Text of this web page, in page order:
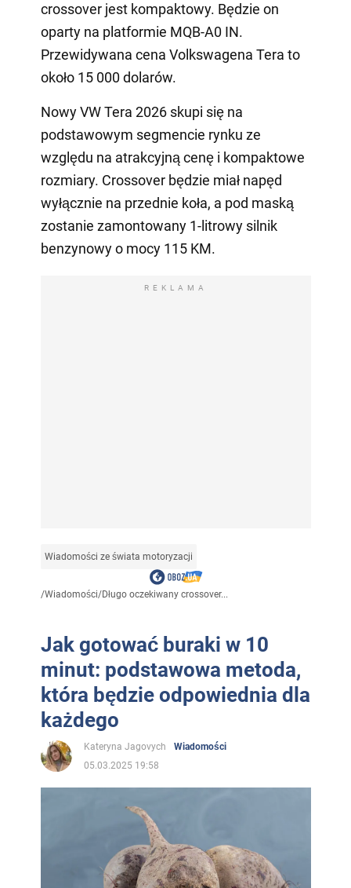
crossover jest kompaktowy. Będzie on
oparty na platformie MQB-A0 IN.
Przewidywana cena Volkswagena Tera to
około 15 000 dolarów.
Nowy VW Tera 2026 skupi się na
podstawowym segmencie rynku ze
względu na atrakcyjną cenę i kompaktowe
rozmiary. Crossover będzie miał napęd
wyłącznie na przednie koła, a pod maską
zostanie zamontowany 1-litrowy silnik
benzynowy o mocy 115 KM.
REKLAMA
Wiadomości ze świata motoryzacji
/Wiadomości/Długo oczekiwany crossover...
Jak gotować buraki w 10
minut: podstawowa metoda,
która będzie odpowiednia dla
każdego
Kateryna Jagovych
Wiadomości
05.03.2025 19:58